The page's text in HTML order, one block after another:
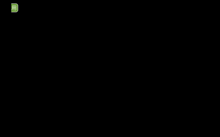
用